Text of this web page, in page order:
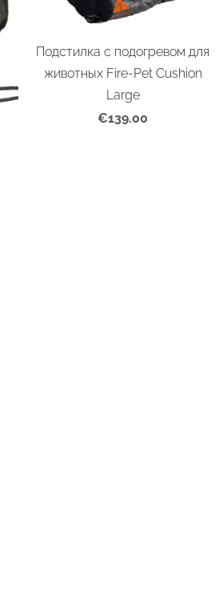
Подстилка с подогревом для
животных Fire-Pet Cushion
Large
€139.00